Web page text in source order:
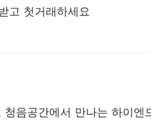
고 첫거래하세요
음공간에서 만나는 하이엔